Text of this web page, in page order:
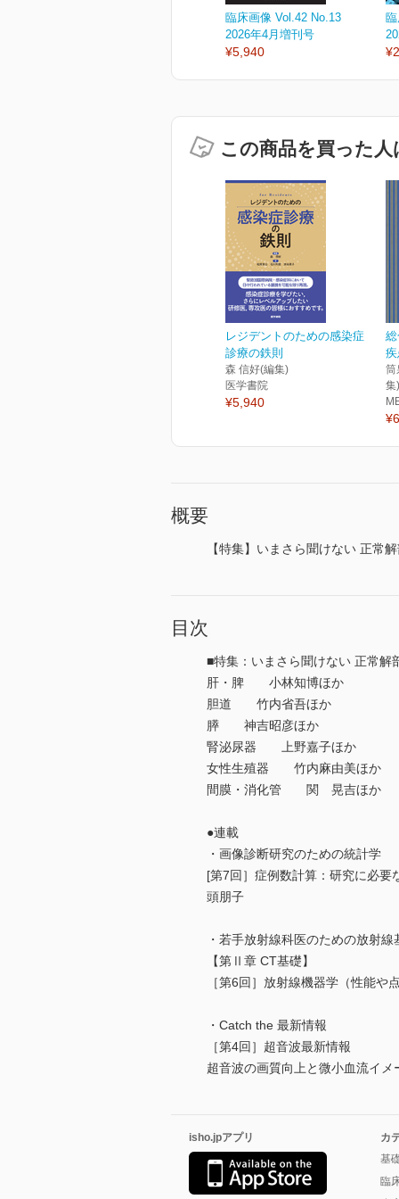
臨床画像 Vol.42 No.13
2026年4月増刊号
¥5,940
この商品を買った
レジデントのための感染症
診療の鉄則
森 信好(編集)
医学書院
¥5,940
筒
集
概要
【特集】いまさら聞けない 正常
目次
■特集：いまさら聞けない 正常
肝・脾 小林知博ほか
胆道 竹内省吾ほか
膵 神吉昭彦ほか
腎泌尿器 上野嘉子ほか
女性生殖器 竹内麻由美ほか
間膜・消化管 関 晃吉ほか
●連載
・画像診断研究のための統計学
[第7回］症例数計算：研究に必
頭朋子
・若手放射線科医のための放射線
【第Ⅱ章 CT基礎】
［第6回］放射線機器学（性
・Catch the 最新情報
［第4回］超音波最新情報
超音波の画質向上と微小血流イ
isho.jpアプリ
カ
基
臨